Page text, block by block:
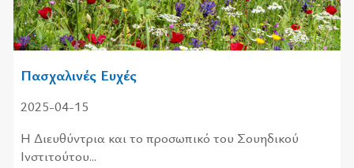
Πασχαλινές Ευχές
2025-04-15
Η Διευθύντρια και το προσωπικό του Σουηδικού
Ινστιτούτου...